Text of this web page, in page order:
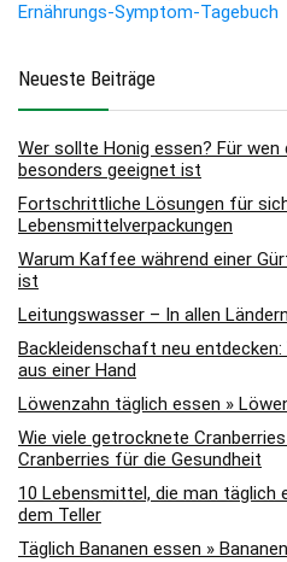
Ernährungs-Symptom-Tagebuch
Neueste Beiträge
Wer sollte Honig essen? Für
besonders geeignet ist
Fortschrittliche Lösungen für
Lebensmittelverpackungen
Warum Kaffee während einer
ist
Leitungswasser – In allen
Backleidenschaft neu
aus einer Hand
Löwenzahn täglich essen »
Wie viele getrocknete
Cranberries für die Gesundheit
10 Lebensmittel, die man täglich
dem Teller
Täglich Bananen essen »